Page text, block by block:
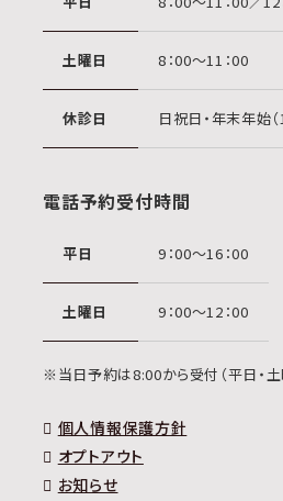
土曜日 8：00〜11：00
休診日 日祝日・年末年始
電話予約受付時間
平日 9：00〜16：00
土曜日 9：00〜12：00
※当日予約は8:00から受付（平日・土
個人情報保護方針
オプトアウト
お知らせ